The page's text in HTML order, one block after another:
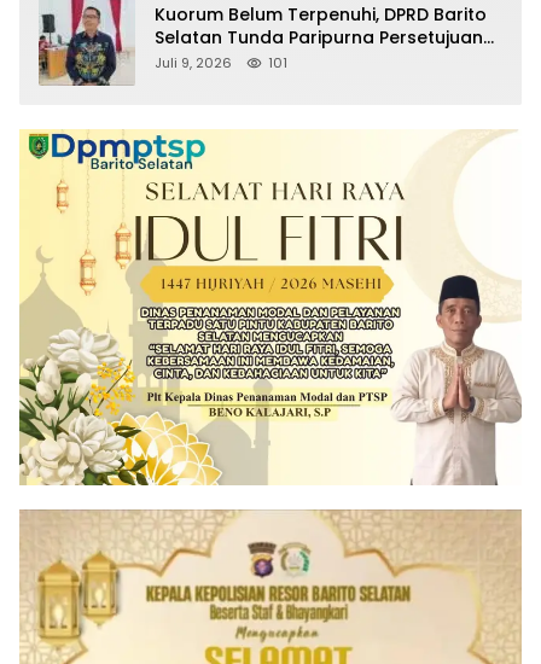
Kuorum Belum Terpenuhi, DPRD Barito
Selatan Tunda Paripurna Persetujuan
Raperda Pertanggungjawaban APBD
Juli 9, 2026 101